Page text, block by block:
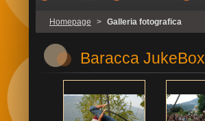
Homepage > Galleria fotografica
Baracca JukeBox